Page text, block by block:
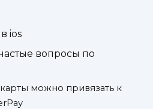
ios
вопросы по
можно привязать к